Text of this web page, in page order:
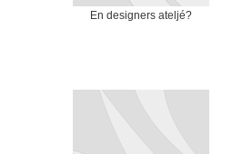
En designers ateljé?